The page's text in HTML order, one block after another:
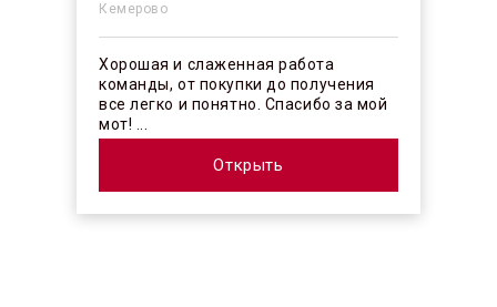
Кемерово
Хорошая и слаженная работа
команды, от покупки до получения
все легко и понятно. Спасибо за мой
мот! ...
Открыть